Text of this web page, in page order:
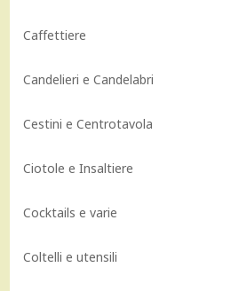
Caffettiere
Candelieri e Candelabri
Cestini e Centrotavola
Ciotole e Insaltiere
Cocktails e varie
Coltelli e utensili